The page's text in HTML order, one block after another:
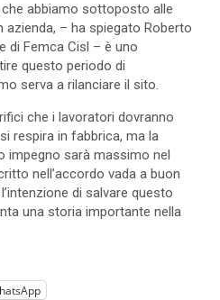
che abbiamo sottoposto alle
– ha spiegato Roberto
di Femca Cisl – è uno
questo periodo di
serva a rilanciare il sito.
che i lavoratori dovranno
respira in fabbrica, ma la
impegno sarà massimo nel
nell’accordo vada a buon
di salvare questo
una storia importante nella